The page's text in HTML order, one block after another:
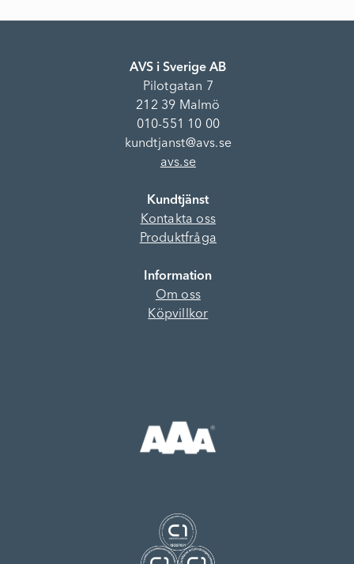
AVS i Sverige AB
Pilotgatan 7
212 39 Malmö
010-551 10 00
kundtjanst@avs.se
avs.se
Kundtjänst
Kontakta oss
Produktfråga
Information
Om oss
Köpvillkor